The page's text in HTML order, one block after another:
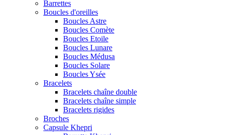
Barrettes
Boucles d'oreilles
Boucles Astre
Boucles Comète
Boucles Etoile
Boucles Lunare
Boucles Médusa
Boucles Solare
Boucles Ysée
Bracelets
Bracelets chaîne double
Bracelets chaîne simple
Bracelets rigides
Broches
Capsule Khepri